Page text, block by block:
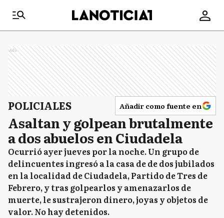
Ads
POLICIALES Añadir como fuente en
Asaltan y golpean brutalmente
a dos abuelos en Ciudadela
Ocurrió ayer jueves por la noche. Un grupo de
delincuentes ingresó a la casa de de dos jubilados
en la localidad de Ciudadela, Partido de Tres de
Febrero, y tras golpearlos y amenazarlos de
muerte, le sustrajeron dinero, joyas y objetos de
valor. No hay detenidos.